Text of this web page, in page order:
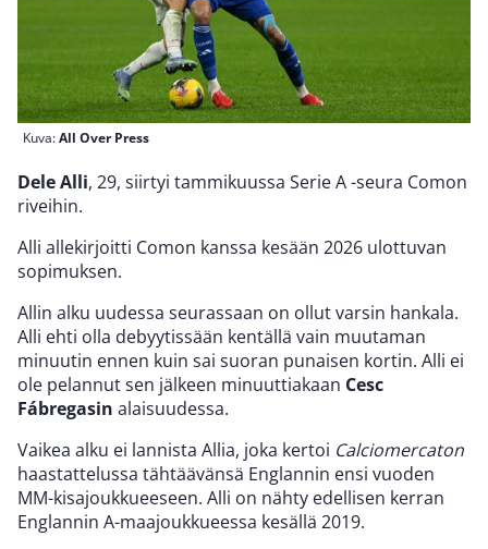
Kuva:All Over Press
Dele Alli, 29, siirtyi tammikuussa Serie A -seura Comon
riveihin.
Alli allekirjoitti Comon kanssa kesään 2026 ulottuvan
sopimuksen.
Allin alku uudessa seurassaan on ollut varsin hankala.
Alli ehti olla debyytissään kentällä vain muutaman
minuutin ennen kuin sai suoran punaisen kortin. Alli ei
ole pelannut sen jälkeen minuuttiakaan Cesc
Fábregasin alaisuudessa.
Vaikea alku ei lannista Allia, joka kertoi Calciomercaton
haastattelussa tähtäävänsä Englannin ensi vuoden
MM-kisajoukkueeseen. Alli on nähty edellisen kerran
Englannin A-maajoukkueessa kesällä 2019.